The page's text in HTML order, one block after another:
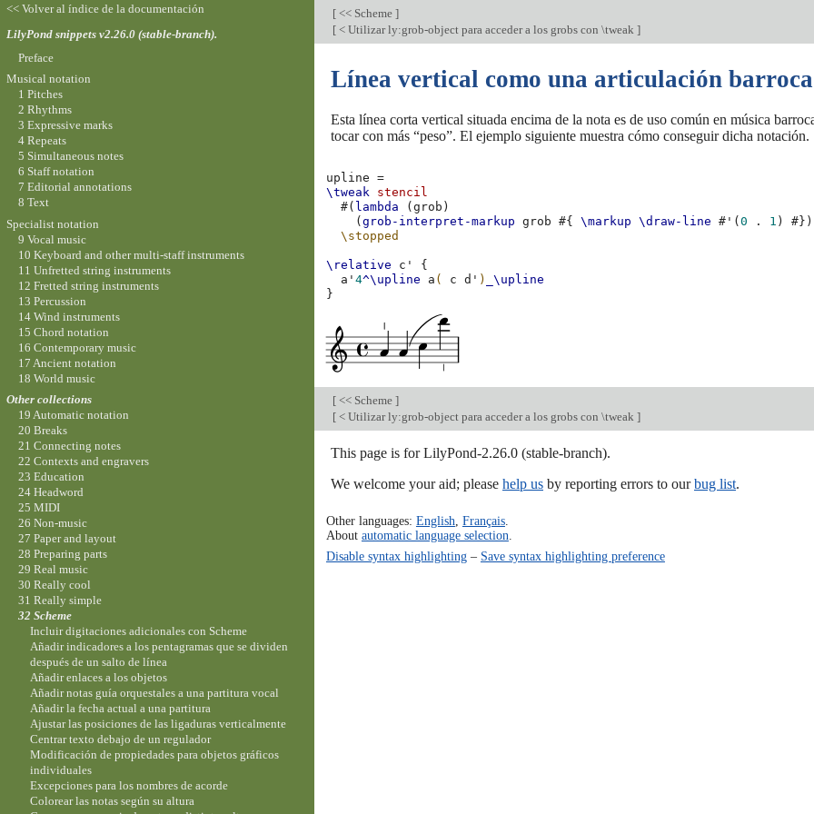
[ << Scheme ]
[ < Utilizar ly:grob-object para acceder a los grobs con \tweak ]
Línea vertical como una articulación barroca
Esta línea corta vertical situada encima de la nota es de uso común en música
tocar con más “peso”. El ejemplo siguiente muestra cómo conseguir dicha notación.
upline
=
\tweak stencil
#( lambda (grob )
(grob-interpret-markup grob #{ \markup \draw-line # ' (0 . 1 )
\stopped
\relative c'
{
a'4^\upline a ( c d' )
_\upline
}
[ << Scheme ]
[ < Utilizar ly:grob-object para acceder a los grobs con \tweak ]
This page is for LilyPond-2.26.0 (stable-branch).
We welcome your aid; please help us by reporting errors to ourbug list.
Other languages: English Français.
About automatic language selection
Disable syntax highlighting– Save syntax highlighting preference
<< Volver al índice de la documentación
LilyPond snippets v2.26.0 (stable-branch).
Preface
Musical notation
1 Pitches
2 Rhythms
3 Expressive marks
4 Repeats
5 Simultaneous notes
6 Staff notation
7 Editorial annotations
8 Text
Specialist notation
9 Vocal music
10 Keyboard and other multi-staff instruments
11 Unfretted string instruments
12 Fretted string instruments
13 Percussion
14 Wind instruments
15 Chord notation
16 Contemporary music
17 Ancient notation
18 World music
Other collections
19 Automatic notation
20 Breaks
21 Connecting notes
22 Contexts and engravers
23 Education
24 Headword
25 MIDI
26 Non-music
27 Paper and layout
28 Preparing parts
29 Real music
30 Really cool
31 Really simple
32 Scheme
Incluir digitaciones adicionales con Scheme
Añadir indicadores a los pentagramas que se dividen
después de un salto de línea
Añadir enlaces a los objetos
Añadir notas guía orquestales a una partitura vocal
Añadir la fecha actual a una partitura
Ajustar las posiciones de las ligaduras verticalmente
Centrar texto debajo de un regulador
Modificación de propiedades para objetos gráficos
individuales
Excepciones para los nombres de acorde
Colorear las notas según su altura